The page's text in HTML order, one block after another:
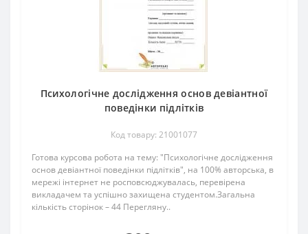
Психологічне дослідження основ девіантної
поведінки підлітків
Код товару: 21001077
Готова курсова робота на тему: "Психологічне дослідження
основ девіантної поведінки підлітків", на 100% авторська, в
мережі інтернет не росповсюджувалась, перевірена
викладачем та успішно захищена студентом.Загальна
кількість сторінок – 44 Перегляну..